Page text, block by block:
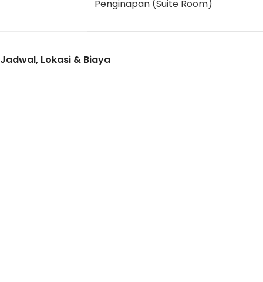
Penginapan (Suite Room)
Jadwal, Lokasi & Biaya